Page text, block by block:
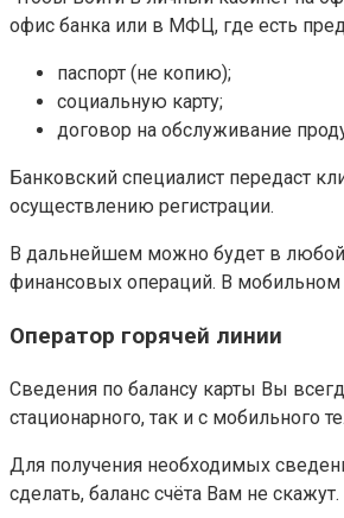
офис банка или в МФЦ, где есть
паспорт (не копию);
социальную карту;
договор на обслуживание
Банковский специалист передаст
осуществлению регистрации.
В дальнейшем можно будет в любой
финансовых операций. В
Оператор горячей линии
Сведения по балансу карты Вы
стационарного, так и с мобильного
Для получения необходимых
сделать, баланс счёта Вам не скажут.